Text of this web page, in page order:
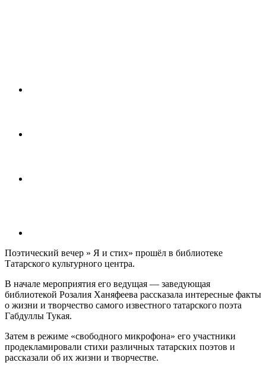
Поэтический вечер » Я и стих» прошёл в библиотеке
Татарского культурного центра.
В начале мероприятия его ведущая — заведующая
библиотекой Розалия Ханяфеева рассказала интересные факты
о жизни и творчество самого известного татарского поэта
Габдуллы Тукая.
Затем в режиме «свободного микрофона» его участники
продекламировали стихи различных татарских поэтов и
рассказали об их жизни и творчестве.